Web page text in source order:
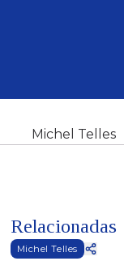
Michel Telles
Relacionadas
Michel Telles